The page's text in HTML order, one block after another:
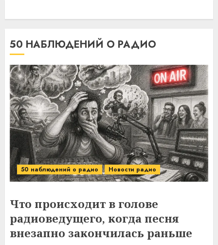
50 НАБЛЮДЕНИЙ О РАДИО
50 наблюдений о радио Новости радио
Что происходит в голове
радиоведущего, когда песня
внезапно закончилась раньше